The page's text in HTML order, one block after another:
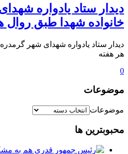
دیدار ستاد یادواره
خانواده شهدا طبق روال
دیدار ستاد یادواره شهدای شهر
هر هفته
0
موضوعات
موضوعات
محبوبترین ها